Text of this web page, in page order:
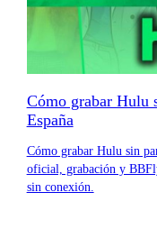
Cómo grabar Hulu
España
Cómo grabar Hulu sin
oficial, grabación y
sin conexión.